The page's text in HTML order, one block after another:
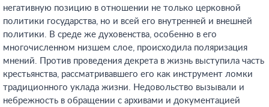
негативную позицию в отношении не только церковной
политики государства, но и всей его внутренней и внешней
политики. В среде же духовенства, особенно в его
многочисленном низшем слое, происходила поляризация
мнений. Против проведения декрета в жизнь выступила часть
крестьянства, рассматривавшего его как инструмент ломки
традиционного уклада жизни. Недовольство вызывали и
небрежность в обращении с архивами и документацией